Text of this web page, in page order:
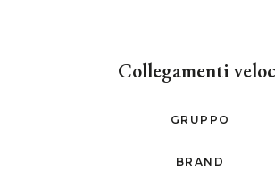
Collegamenti
GRUPPO
BRAND